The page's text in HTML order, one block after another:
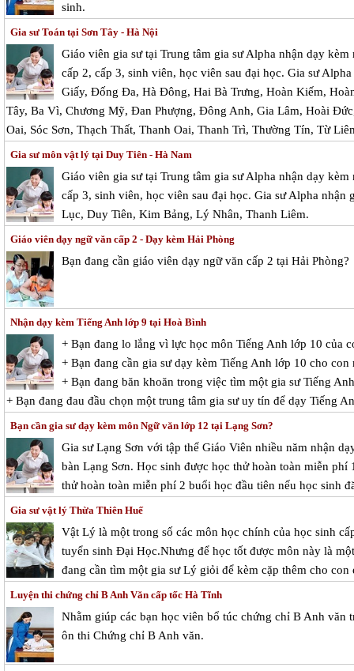
sinh.
Gia sư Toán tại Sơn Tây - Hà Nội
Giáo viên gia sư tại Trung tâm gia sư Alpha nhận dạy
cấp 2, cấp 3, sinh viên, học viên sau đại học. Gia sư
Giấy, Đống Đa, Hà Đông, Hai Bà Trưng, Hoàn Kiếm,
Tây, Ba Vì, Chương Mỹ, Đan Phượng, Đông Anh, Gia Lâm, Hoài
Oai, Sóc Sơn, Thạch Thất, Thanh Oai, Thanh Trì, Thường Tín, Từ
Gia sư môn vật lý tại Duy Tiên - Hà Nam
Giáo viên gia sư tại Trung tâm gia sư Alpha nhận dạy
cấp 3, sinh viên, học viên sau đại học. Gia sư Alpha nhận
Lục, Duy Tiên, Kim Bảng, Lý Nhân, Thanh Liêm.
Giáo viên dạy ngữ văn cấp 2 - Dạy kèm Hải Phòng
Bạn đang cần giáo viên dạy ngữ văn cấp 2 tại Hải Phòng?
Nhận dạy kèm Tiếng Anh lớp 9 tại Hoà Bình
+ Bạn đang lo lắng vì lực học môn Tiếng Anh lớp 10 của
+ Bạn đang cần gia sư dạy kèm Tiếng Anh lớp 10 cho con
+ Bạn đang băn khoăn trong việc tìm một gia sư Tiếng
+ Bạn đang đau đầu chọn một trung tâm gia sư uy tín để dạy Tiếng
Bạn cần gia sư dạy kèm môn Ngữ văn lớp 12 tại Lạng Sơn?
Gia sư Lạng Sơn với tập thể Giáo Viên nhiều năm nhận
bàn Lạng Sơn. Học sinh được học thử hoàn toàn miễn
thử hoàn toàn miễn phí 2 buổi học đầu tiên nếu học sinh
Gia sư vật lý Thừa Thiên Huế
Vật Lý là một trong số các môn học chính của học sinh
tuyển sinh Đại Học.Nhưng để học tốt được môn này là
đang cần tìm một gia sư Lý giỏi để kèm cặp thêm cho
Luyện thi chứng chỉ B Anh Văn cấp tốc Hà Tĩnh
Nhằm giúp các bạn học viên bổ túc chứng chỉ B Anh văn
ôn thi Chứng chỉ B Anh văn.